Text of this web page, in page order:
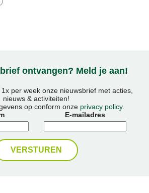
ontvangen? Meld je aan!
per week onze nieuwsbrief met acties,
nieuws & activiteiten!
op conform onze privacy policy.
E-mailadres